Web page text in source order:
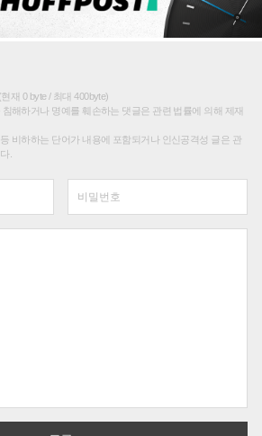
재 0 byte / 최대 400byte)
해하거나 명예를 훼손하는 댓글은 관련 법률에 의해 제재
비하하는 단어가 내용에 포함되거나 인신공격성 글은 관
.